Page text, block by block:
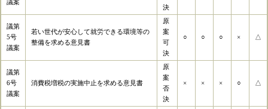
議案
決
議第
5号
議案
若い世代が安心して就労できる環境等の
整備を求める意見書
原
案
可
決
○ ○ ○ × △
議第
6号
議案
消費税増税の実施中止を求める意見書
原
案
否
決
× × × ○ △